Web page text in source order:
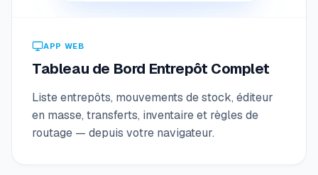
APP WEB
Tableau de Bord Entrepôt Complet
Liste entrepôts, mouvements de stock, éditeur
en masse, transferts, inventaire et règles de
routage — depuis votre navigateur.